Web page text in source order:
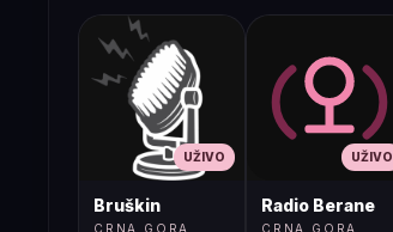
UŽIVO
Bruškin
CRNA GORA
UŽIVO
Radio Berane
CRNA GORA